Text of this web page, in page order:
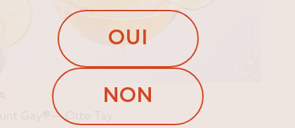
Otto Tay
OUI
NON